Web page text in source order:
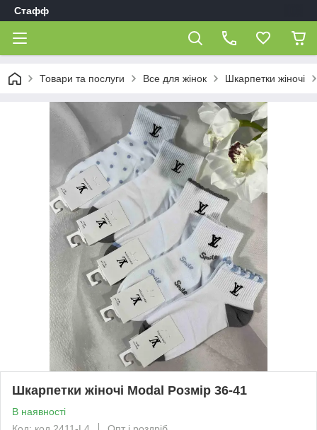
Стафф
Товари та послуги Все для жінок Шкарпетки жіночі
Шкарпетки жіночі Modal Розмір 36-41
В наявності